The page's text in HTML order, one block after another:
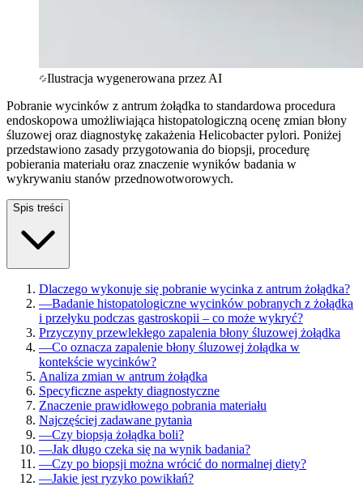
Ilustracja wygenerowana przez AI
Pobranie wycinków z antrum żołądka to standardowa procedura
endoskopowa umożliwiająca histopatologiczną ocenę zmian błony
śluzowej oraz diagnostykę zakażenia Helicobacter pylori. Poniżej
przedstawiono zasady przygotowania do biopsji, procedurę
pobierania materiału oraz znaczenie wyników badania w
wykrywaniu stanów przednowotworowych.
Spis treści
Dlaczego wykonuje się pobranie wycinka z antrum żołądka?
—Badanie histopatologiczne wycinków pobranych z żołądka
i przełyku podczas gastroskopii – co może wykryć?
Przyczyny przewlekłego zapalenia błony śluzowej żołądka
—Co oznacza zapalenie błony śluzowej żołądka w
kontekście wycinków?
Analiza zmian w antrum żołądka
Specyficzne aspekty diagnostyczne
Znaczenie prawidłowego pobrania materiału
Najczęściej zadawane pytania
—Czy biopsja żołądka boli?
—Jak długo czeka się na wynik badania?
—Czy po biopsji można wrócić do normalnej diety?
—Jakie jest ryzyko powikłań?